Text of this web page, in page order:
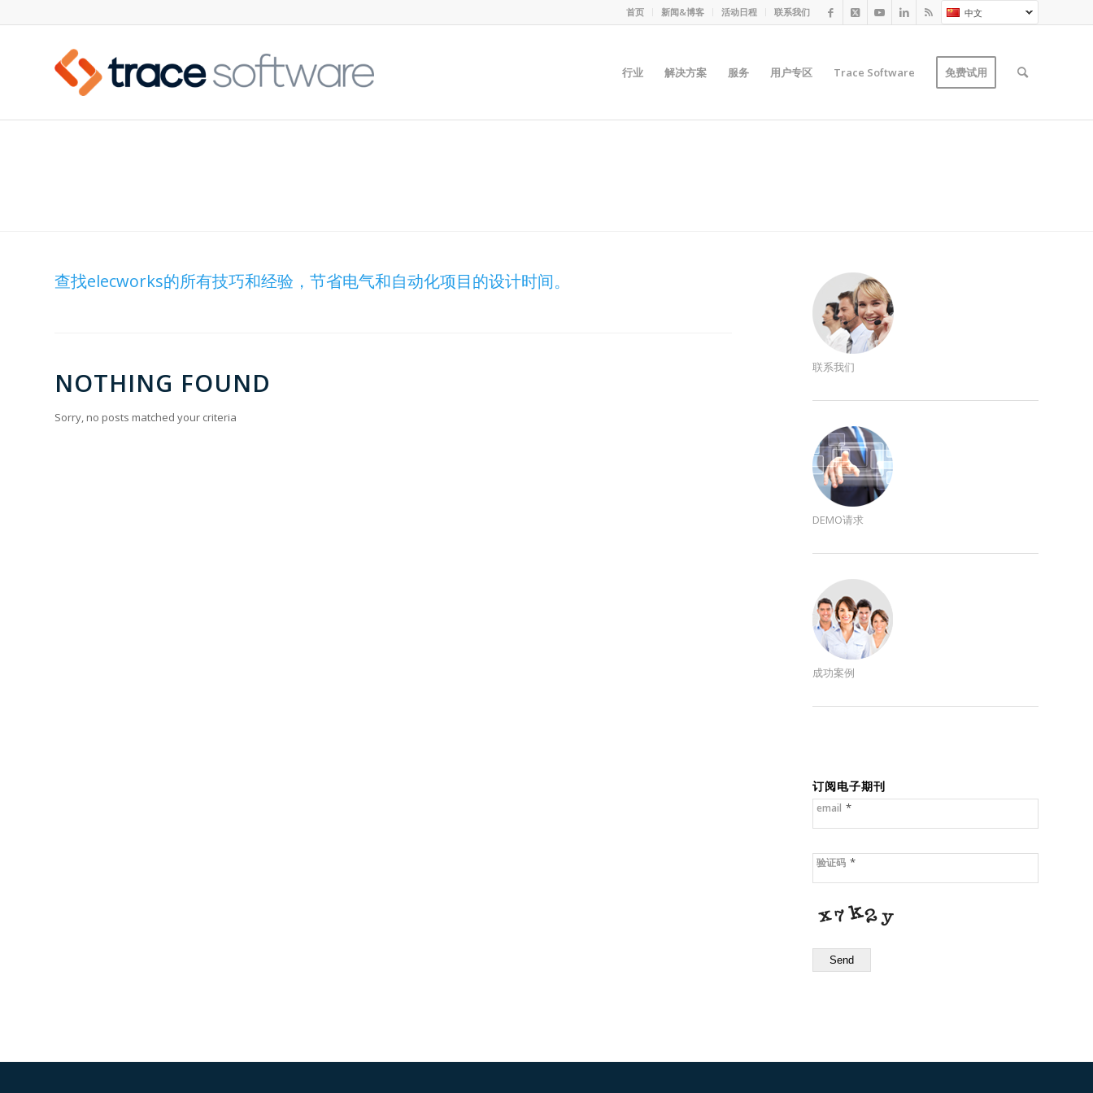
中文
首页 新闻&博客 活动日程 联系我们
行业 解决方案 服务 用户专区 Trace Software 免费试用
查找elecworks的所有技巧和经验，节省电气和自动化项目的设计时间。
NOTHING FOUND
Sorry, no posts matched your criteria
联系我们
DEMO请求
成功案例
订阅电子期刊
email *
验证码 *
Send